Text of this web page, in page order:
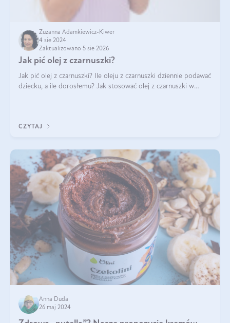
Zuzanna Adamkiewicz-Kiwer
4 sie 2024
Zaktualizowano 5 sie 2026
Jak pić olej z czarnuszki?
Jak pić olej z czarnuszki? Ile oleju z czarnuszki dziennie podawać
dziecku, a ile dorosłemu? Jak stosować olej z czarnuszki w
CZYTAJ
Anna Duda
26 maj 2024